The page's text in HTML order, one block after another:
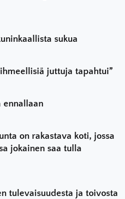
sukua
juttuja tapahtui”
ennallaan
on rakastava koti, jossa
jokainen saa tulla
tulevaisuudesta ja toivosta